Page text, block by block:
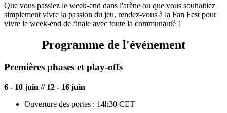
Que vous passiez le week-end dans l'arène ou que vous souhaitiez
simplement vivre la passion du jeu, rendez-vous à la Fan Fest pour
vivre le week-end de finale avec toute la communauté !
Programme de l'événement
Premières phases et play-offs
6 - 10 juin // 12 - 16 juin
Ouverture des portes : 14h30 CET